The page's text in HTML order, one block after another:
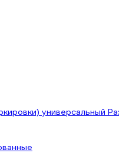
универсальный